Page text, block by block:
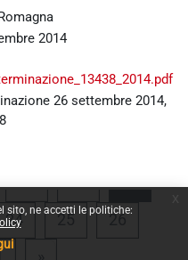
sito, ne accetti le politiche:
2014
26 settembre 2014,
18 19 20
23
24Pagina 24
25Pagina 25
26Pagina
Pagina 111